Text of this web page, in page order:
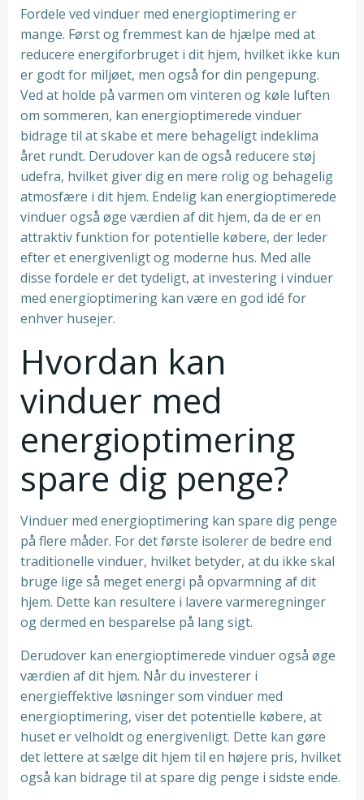
Fordele ved vinduer med energioptimering er
mange. Først og fremmest kan de hjælpe med at
reducere energiforbruget i dit hjem, hvilket ikke kun
er godt for miljøet, men også for din pengepung.
Ved at holde på varmen om vinteren og køle luften
om sommeren, kan energioptimerede vinduer
bidrage til at skabe et mere behageligt indeklima
året rundt. Derudover kan de også reducere støj
udefra, hvilket giver dig en mere rolig og behagelig
atmosfære i dit hjem. Endelig kan energioptimerede
vinduer også øge værdien af dit hjem, da de er en
attraktiv funktion for potentielle købere, der leder
efter et energivenligt og moderne hus. Med alle
disse fordele er det tydeligt, at investering i vinduer
med energioptimering kan være en god idé for
enhver husejer.
Hvordan kan
vinduer med
energioptimering
spare dig penge?
Vinduer med energioptimering kan spare dig penge
på flere måder. For det første isolerer de bedre end
traditionelle vinduer, hvilket betyder, at du ikke skal
bruge lige så meget energi på opvarmning af dit
hjem. Dette kan resultere i lavere varmeregninger
og dermed en besparelse på lang sigt.
Derudover kan energioptimerede vinduer også øge
værdien af dit hjem. Når du investerer i
energieffektive løsninger som vinduer med
energioptimering, viser det potentielle købere, at
huset er velholdt og energivenligt. Dette kan gøre
det lettere at sælge dit hjem til en højere pris, hvilket
også kan bidrage til at spare dig penge i sidste ende.